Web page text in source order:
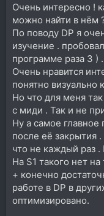
Очень интересно !
можно найти в нём
По поводу DP я
изучение .
программе раза 3 ) .
Очень нравится
понятно визуально
Но что для меня
с миди . Так и не
Ну а самое
после её закрытия
что не каждый раз .
На S1 такого нет
+ конечно
работе в DP в
оптимизировано.